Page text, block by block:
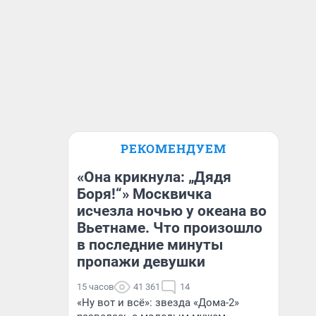
РЕКОМЕНДУЕМ
«Она крикнула: „Дядя
Боря!“» Москвичка
исчезла ночью у океана во
Вьетнаме. Что произошло
в последние минуты
пропажи девушки
15 часов 41 361 14
«Ну вот и всё»: звезда «Дома-2»